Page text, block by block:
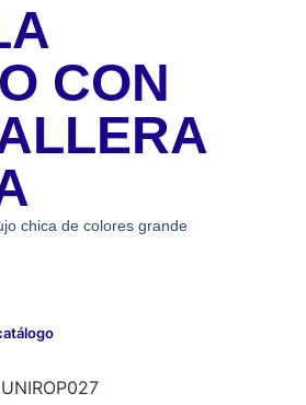
CON
chica de colores grande
UNIROP027